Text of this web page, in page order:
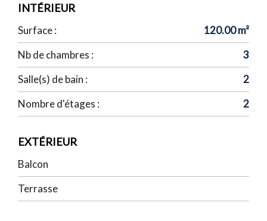
INTÉRIEUR
Surface :
120.00 m²
Nb de chambres :
3
Salle(s) de bain :
2
Nombre d'étages :
2
EXTÉRIEUR
Balcon
Terrasse